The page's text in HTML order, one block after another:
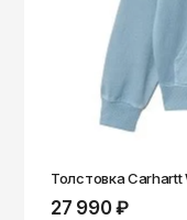
Толстовка Carhartt
27 990 ₽